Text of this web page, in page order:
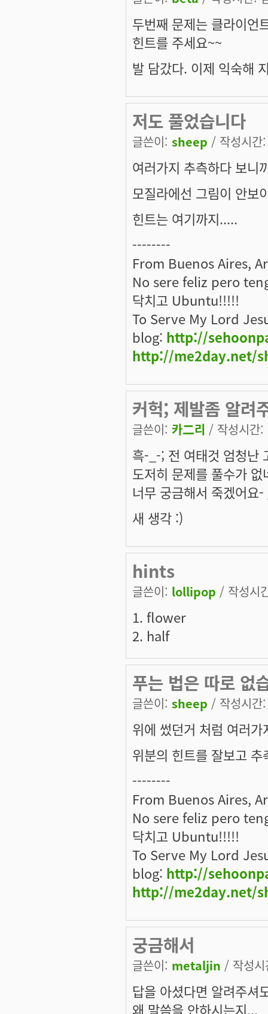
두번째 문제는 클라이언
힌트를 주세요~~
발 담갔다. 이제 익숙해
저도 풀었습니다
글쓴이: sheep / 작성시
여러가지 추측하다 보니
모질라에선 그림이 안보
힌트는 여기까지.....
--------
From Buenos Aires,
No sere feliz pero
닥치고 Ubuntu!!!!!
To Serve My Lord
blog: http://
http://me2day.net/
커헉; 제발좀 알려
글쓴이: 카二리 / 작성시간
흑-_-; 전 여태것 엄청난
도저히 문제를 풀수가
너무 궁금해서 죽겠어요
새 생각 :)
hints
글쓴이: lollipop / 작성시
1. flower
2. half
푸는 법은 따로 없
글쓴이: sheep / 작성시
위에 썼던거 처럼 여러
위분의 힌트를 잘보고 추
--------
From Buenos Aires,
No sere feliz pero
닥치고 Ubuntu!!!!!
To Serve My Lord
blog: http://
http://me2day.net/
궁금해서
글쓴이: metaljin / 작성
답을 아셨다면 알려주셔
왜 말씀을 안하시는지...